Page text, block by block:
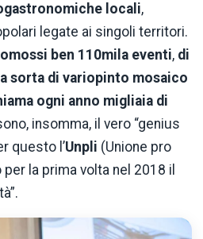
locali,
legate ai singoli territori.
ben 110mila eventi, di
sorta di variopinto mosaico
ogni anno migliaia di
insomma, il vero “genius
questo l’Unpli (Unione pro
la prima volta nel 2018 il